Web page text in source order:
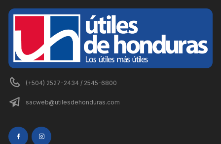
(+504) 2527-2434 / 2545-6800
sacweb@utilesdehonduras.com